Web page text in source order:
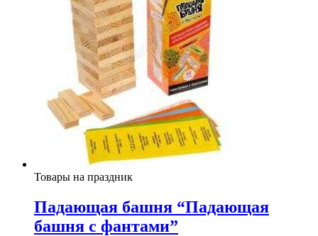
Товары на праздник
Падающая башня “Падающая
башня с фантами”